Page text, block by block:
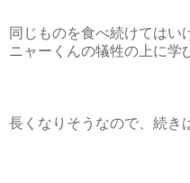
同じものを食べ続けてはい
ニャーくんの犠牲の上に学
長くなりそうなので、続き